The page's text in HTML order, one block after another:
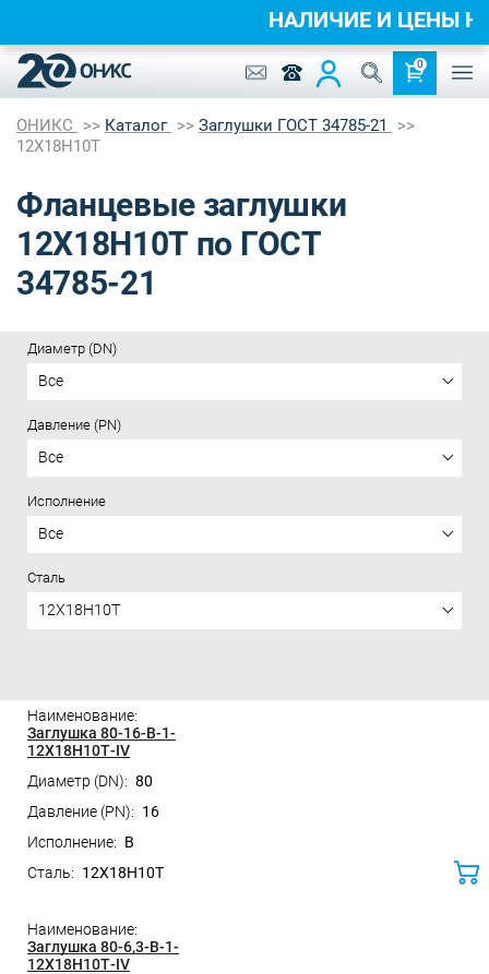
0
ОНИКС Каталог
Заглушки ГОСТ 34785-21
12Х18Н10Т
Фланцевые заглушки
12Х18Н10Т по ГОСТ
34785-21
Диаметр (DN)
Все
Давление (PN)
Все
Исполнение
Все
Сталь
12Х18Н10Т
Заглушка 80-16-B-1-
12Х18Н10Т-IV
80
16
B
12Х18Н10Т
Заглушка 80-6,3-B-1-
12Х18Н10Т-IV
НАЛИЧИЕ И